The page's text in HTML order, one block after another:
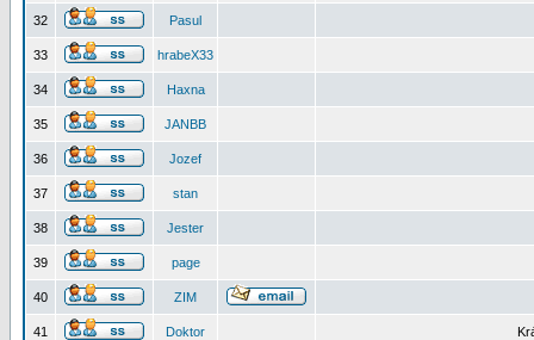
32 Pasul
33 hrabeX33
34 Haxna
35 JANBB
36 Jozef
37 stan
38 Jester
39 page
40 ZIM
41 Doktor